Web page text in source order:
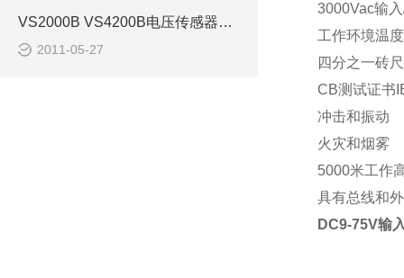
VS2000B VS4200B电压传感器ABB传感器
2011-05-27
3000Vac输入
工作环境温度
四分之一砖
CB测试证书
冲击和振动
火灾和烟雾
5000米工作
具有总线和
DC9-75V输